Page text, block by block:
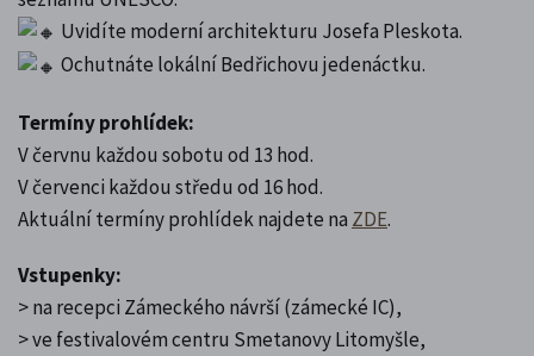
Uvidíte moderní architekturu Josefa Pleskota.
Ochutnáte lokální Bedřichovu jedenáctku.
Termíny prohlídek:
V červnu každou sobotu od 13 hod.
V červenci každou středu od 16 hod.
Aktuální termíny prohlídek najdete na ZDE.
Vstupenky:
> na recepci Zámeckého návrší (zámecké IC),
> ve festivalovém centru Smetanovy Litomyšle,